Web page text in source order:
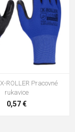
ROLLER Pracovné
rukavice
0,57 €